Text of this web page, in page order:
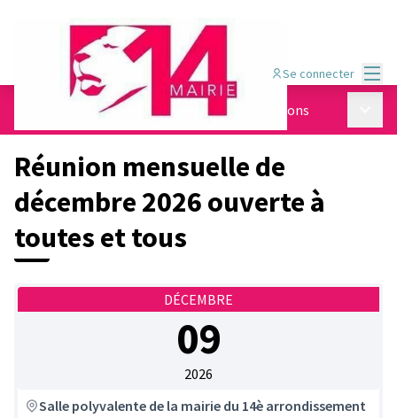
Se connecter
Le Conseil Local du Handicap Infos des réunions
Réunion mensuelle de
décembre 2026 ouverte à
toutes et tous
DÉCEMBRE
09
2026
Salle polyvalente de la mairie du 14è arrondissement